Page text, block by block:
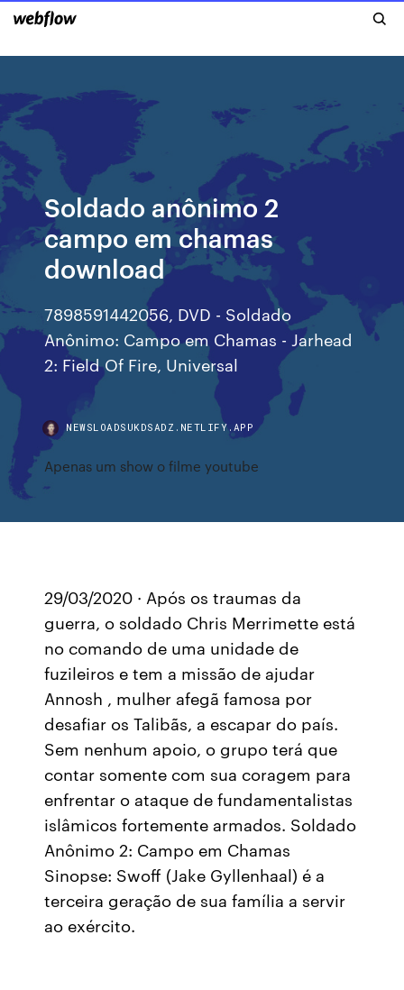
Soldado anônimo 2
campo em chamas
download
7898591442056, DVD - Soldado
Anônimo: Campo em Chamas - Jarhead
2: Field Of Fire, Universal
NEWSLOADSUKDSADZ.NETLIFY.APP
Apenas um show o filme youtube
29/03/2020 · Após os traumas da
guerra, o soldado Chris Merrimette está
no comando de uma unidade de
fuzileiros e tem a missão de ajudar
Annosh , mulher afegã famosa por
desafiar os Talibãs, a escapar do país.
Sem nenhum apoio, o grupo terá que
contar somente com sua coragem para
enfrentar o ataque de fundamentalistas
islâmicos fortemente armados. Soldado
Anônimo 2: Campo em Chamas
Sinopse: Swoff (Jake Gyllenhaal) é a
terceira geração de sua família a servir
ao exército.